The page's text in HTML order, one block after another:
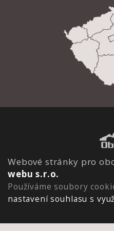
Webové stránky pro
webu s.r.o.
Používáme soubory
nastavení souhlasu s